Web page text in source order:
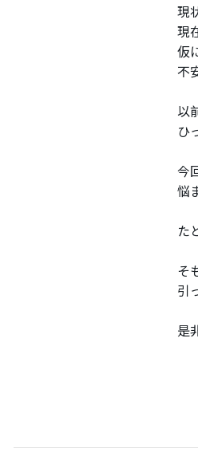
現
現
仮
不
以
ひ
今
悩
た
そ
引
是